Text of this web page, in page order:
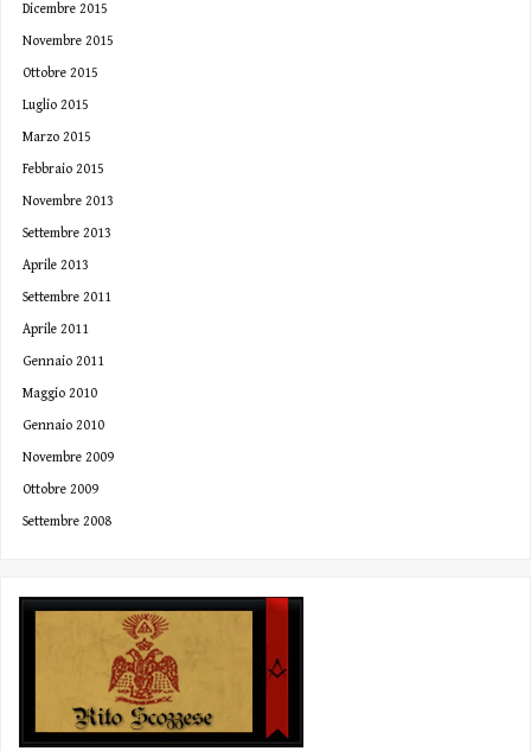
Dicembre 2015
Novembre 2015
Ottobre 2015
Luglio 2015
Marzo 2015
Febbraio 2015
Novembre 2013
Settembre 2013
Aprile 2013
Settembre 2011
Aprile 2011
Gennaio 2011
Maggio 2010
Gennaio 2010
Novembre 2009
Ottobre 2009
Settembre 2008